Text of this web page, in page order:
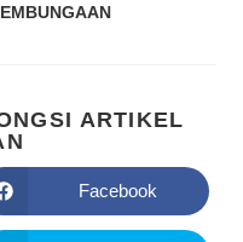
ARTIKEL
Facebook